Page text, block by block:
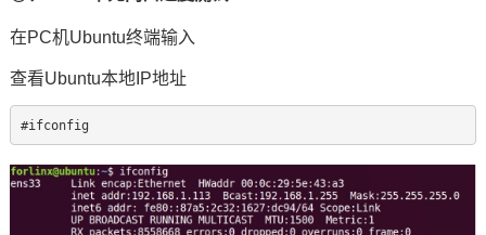
在PC机Ubuntu终端输入
查看Ubuntu本地IP地址
#ifconfig